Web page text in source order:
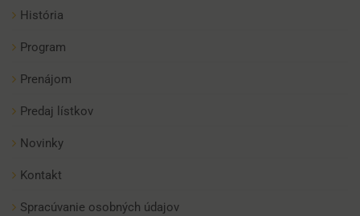
História
Program
Prenájom
Predaj lístkov
Novinky
Kontakt
Spracúvanie osobných údajov